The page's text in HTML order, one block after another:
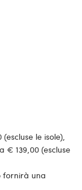
le isole),
€ 139,00 (escluse
fornirà una